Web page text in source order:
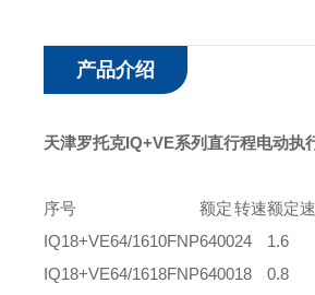
产品介绍
天津罗托克IQ+VE系列直行程电动执
序号 额定转速额定
IQ18+VE64/1610FNP640024 1.6
IQ18+VE64/1618FNP640018 0.8